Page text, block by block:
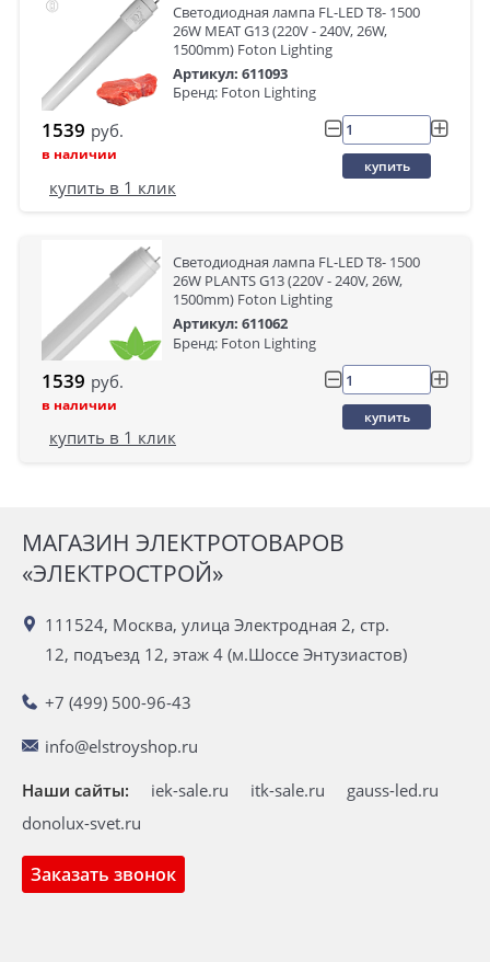
Светодиодная лампа FL-LED T8- 1500
26W MEAT G13 (220V - 240V, 26W,
1500mm) Foton Lighting
Артикул: 611093
Бренд: Foton Lighting
1539 руб.
в наличии
купить
купить в 1 клик
Светодиодная лампа FL-LED T8- 1500
26W PLANTS G13 (220V - 240V, 26W,
1500mm) Foton Lighting
Артикул: 611062
Бренд: Foton Lighting
1539 руб.
в наличии
купить
купить в 1 клик
МАГАЗИН ЭЛЕКТРОТОВАРОВ
«ЭЛЕКТРОСТРОЙ»
111524, Москва, улица Электродная 2, стр.
12, подъезд 12, этаж 4 (м.Шоссе Энтузиастов)
+7 (499) 500-96-43
info@elstroyshop.ru
Заказать звонок
Наши сайты: iek-sale.ru itk-sale.ru
gauss-led.ru
donolux-svet.ru